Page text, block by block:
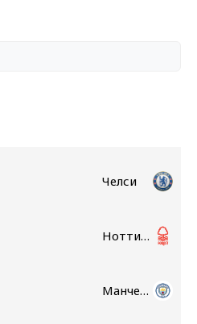
Челси
Ноттингем Форест
Манчестер Сити